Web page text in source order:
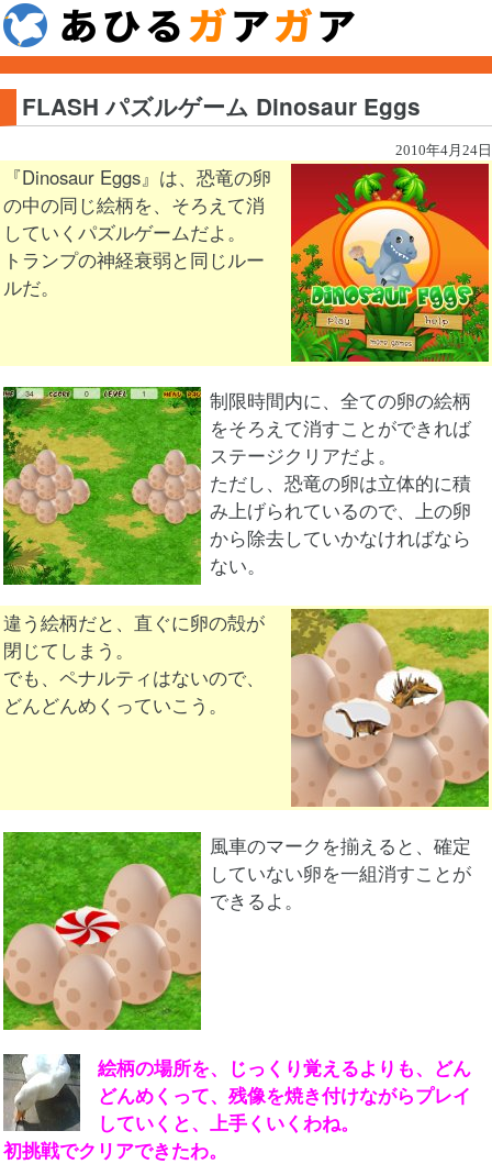
FLASH パズルゲーム Dinosaur Eggs
2010年4月24日
『Dinosaur Eggs』は、恐竜の卵
の中の同じ絵柄を、そろえて消
していくパズルゲームだよ。
トランプの神経衰弱と同じルー
ルだ。
制限時間内に、全ての卵の絵柄
をそろえて消すことができれば
ステージクリアだよ。
ただし、恐竜の卵は立体的に積
み上げられているので、上の卵
から除去していかなければなら
ない。
違う絵柄だと、直ぐに卵の殻が
閉じてしまう。
でも、ペナルティはないので、
どんどんめくっていこう。
風車のマークを揃えると、確定
していない卵を一組消すことが
できるよ。
絵柄の場所を、じっくり覚えるよりも、どん
どんめくって、残像を焼き付けながらプレイ
していくと、上手くいくわね。
初挑戦でクリアできたわ。